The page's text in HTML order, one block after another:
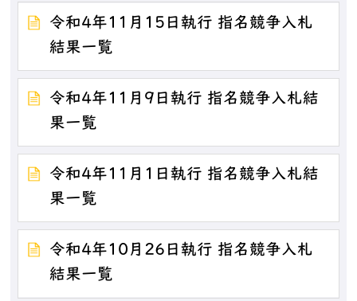
令和4年11月15日執行 指名競争入札
結果一覧
令和4年11月9日執行 指名競争入札結
果一覧
令和4年11月1日執行 指名競争入札結
果一覧
令和4年10月26日執行 指名競争入札
結果一覧